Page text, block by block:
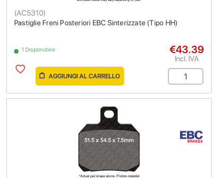
Pastiglie Freni Posteriori EBC Sinterizzate (Tipo HH)
(AC5310)
1 Disponibile €43.39
Incl. IVA
AGGIUNGI AL CARRELLO